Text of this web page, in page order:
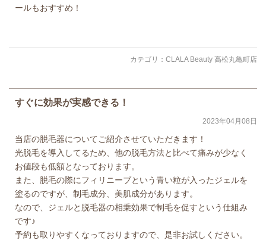
ールもおすすめ！
カテゴリ： CLALA Beauty 高松丸亀町店
すぐに効果が実感できる！
2023年04月08日
当店の脱毛器についてご紹介させていただきます！
光脱毛を導入してるため、他の脱毛方法と比べて痛みが少なく
お値段も低額となっております。
また、脱毛の際にフィリニーブという青い粒が入ったジェルを
塗るのですが、制毛成分、美肌成分があります。
なので、ジェルと脱毛器の相乗効果で制毛を促すという仕組み
です♪
予約も取りやすくなっておりますので、是非お試しください。